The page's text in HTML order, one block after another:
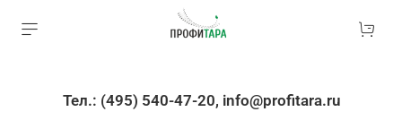
Тел.: (495) 540-47-20, info@profitara.ru